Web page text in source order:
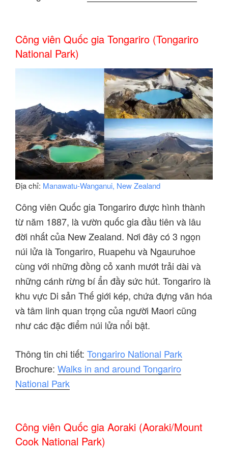
Công viên Quốc gia Tongariro (Tongariro
National Park)
Địa chỉ: Manawatu-Wanganui, New Zealand
Công viên Quốc gia Tongariro được hình thành
từ năm 1887, là vườn quốc gia đầu tiên và lâu
đời nhất của New Zealand. Nơi đây có 3 ngọn
núi lửa là Tongariro, Ruapehu và Ngauruhoe
cùng với những đồng cỏ xanh mướt trải dài và
những cánh rừng bí ẩn đầy sức hút. Tongariro là
khu vực Di sản Thế giới kép, chứa đựng văn hóa
và tâm linh quan trọng của người Maori cũng
như các đặc điểm núi lửa nổi bật.
Thông tin chi tiết: Tongariro National Park
Brochure: Walks in and around Tongariro
National Park
Công viên Quốc gia Aoraki (Aoraki/Mount
Cook National Park)